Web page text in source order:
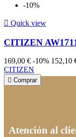
-10%
 Quick view
CITIZEN
169,00 € -10% 152,10
CITIZEN
 Comprar
Atención al